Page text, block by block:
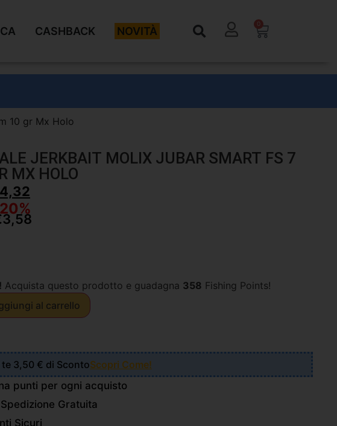
CASHBACK NOVITÀ
0
10 gr Mx Holo
JERKBAIT MOLIX JUBAR SMART FS 7
MX HOLO
3,58
Acquista questo prodotto e guadagna 358 Fishing Points!
al carrello
3,50 € di ScontoScopri Come!
punti per ogni acquisto
Gratuita
Sicuri